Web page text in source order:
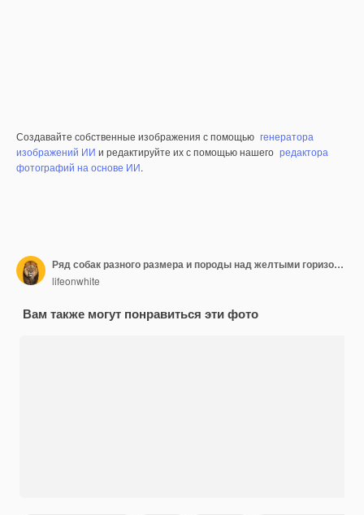
Создавайте собственные изображения с помощью генератора
изображений ИИ и редактируйте их с помощью нашего редактора
фотографий на основе ИИ.
Ряд собак разного размера и породы над желтыми горизонтальными социальными сетями или веб-баннером с местом для копирования текста Собаки смотрят в камеру, мило задыхаясь или счастливые
lifeonwhite
Вам также могут понравиться эти фото